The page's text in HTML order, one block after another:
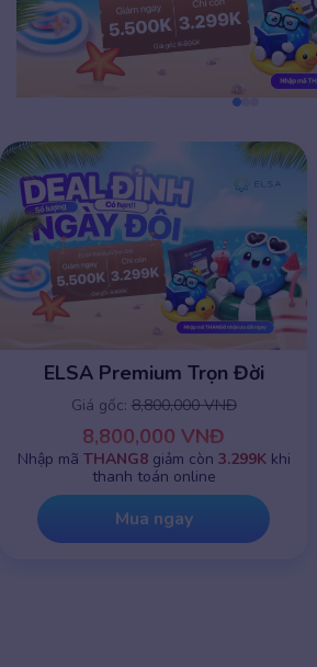
ELSA Premium 1 năm
Giá gốc: 2,745,000 VNĐ
1,716,000 VNĐ
Nhập mãTHANG8giảm chỉ còn799K khi
thanh toán online
Mua ngay